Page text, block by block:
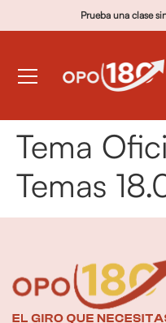
Prueba una clase
Tema
Temas